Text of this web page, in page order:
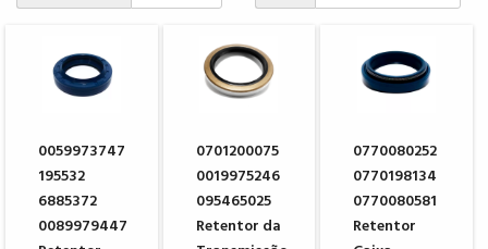
0059973747
195532
6885372
0089979447
0701200075
0019975246
095465025
Retentor da
0770080252
0770198134
0770080581
Retentor